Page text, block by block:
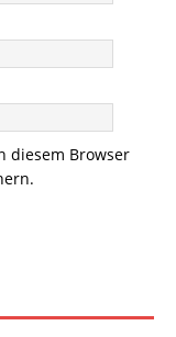
diesem Browser